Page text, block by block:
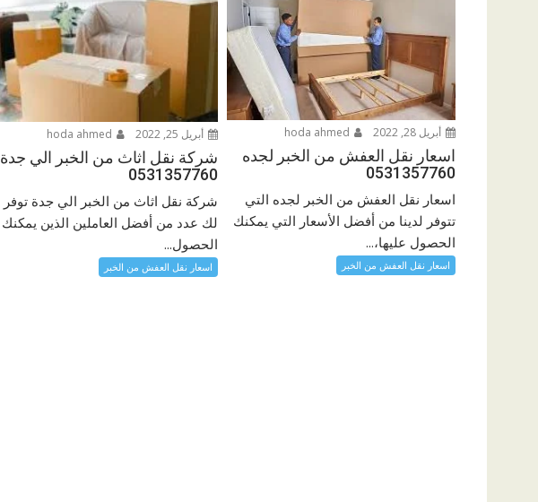
أبريل 28, 2022
اسعار نقل العفش من الخبر لجده
0531357760
اسعار نقل العفش من الخبر لجده التي
تتوفر لدينا من أفضل الأسعار التي يمكنك
الحصول عليها،...
اسعار نقل العفش من الخبر
أبريل 25, 2022
شركة نقل اثاث من الخبر الي جدة
0531357760
شركة نقل اثاث من الخبر الي جدة توفر
لك عدد من أفضل العاملين الذين يمكنك
الحصول...
اسعار نقل العفش من الخبر